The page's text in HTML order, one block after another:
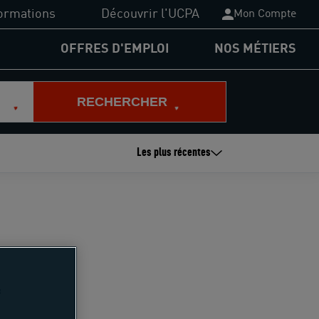
Formation
du sport
Découvrir l'UCPA Mon Compte
OFFRES D'EMPLOI NOS MÉTIERS
RECHERCHER
Les plus récentes